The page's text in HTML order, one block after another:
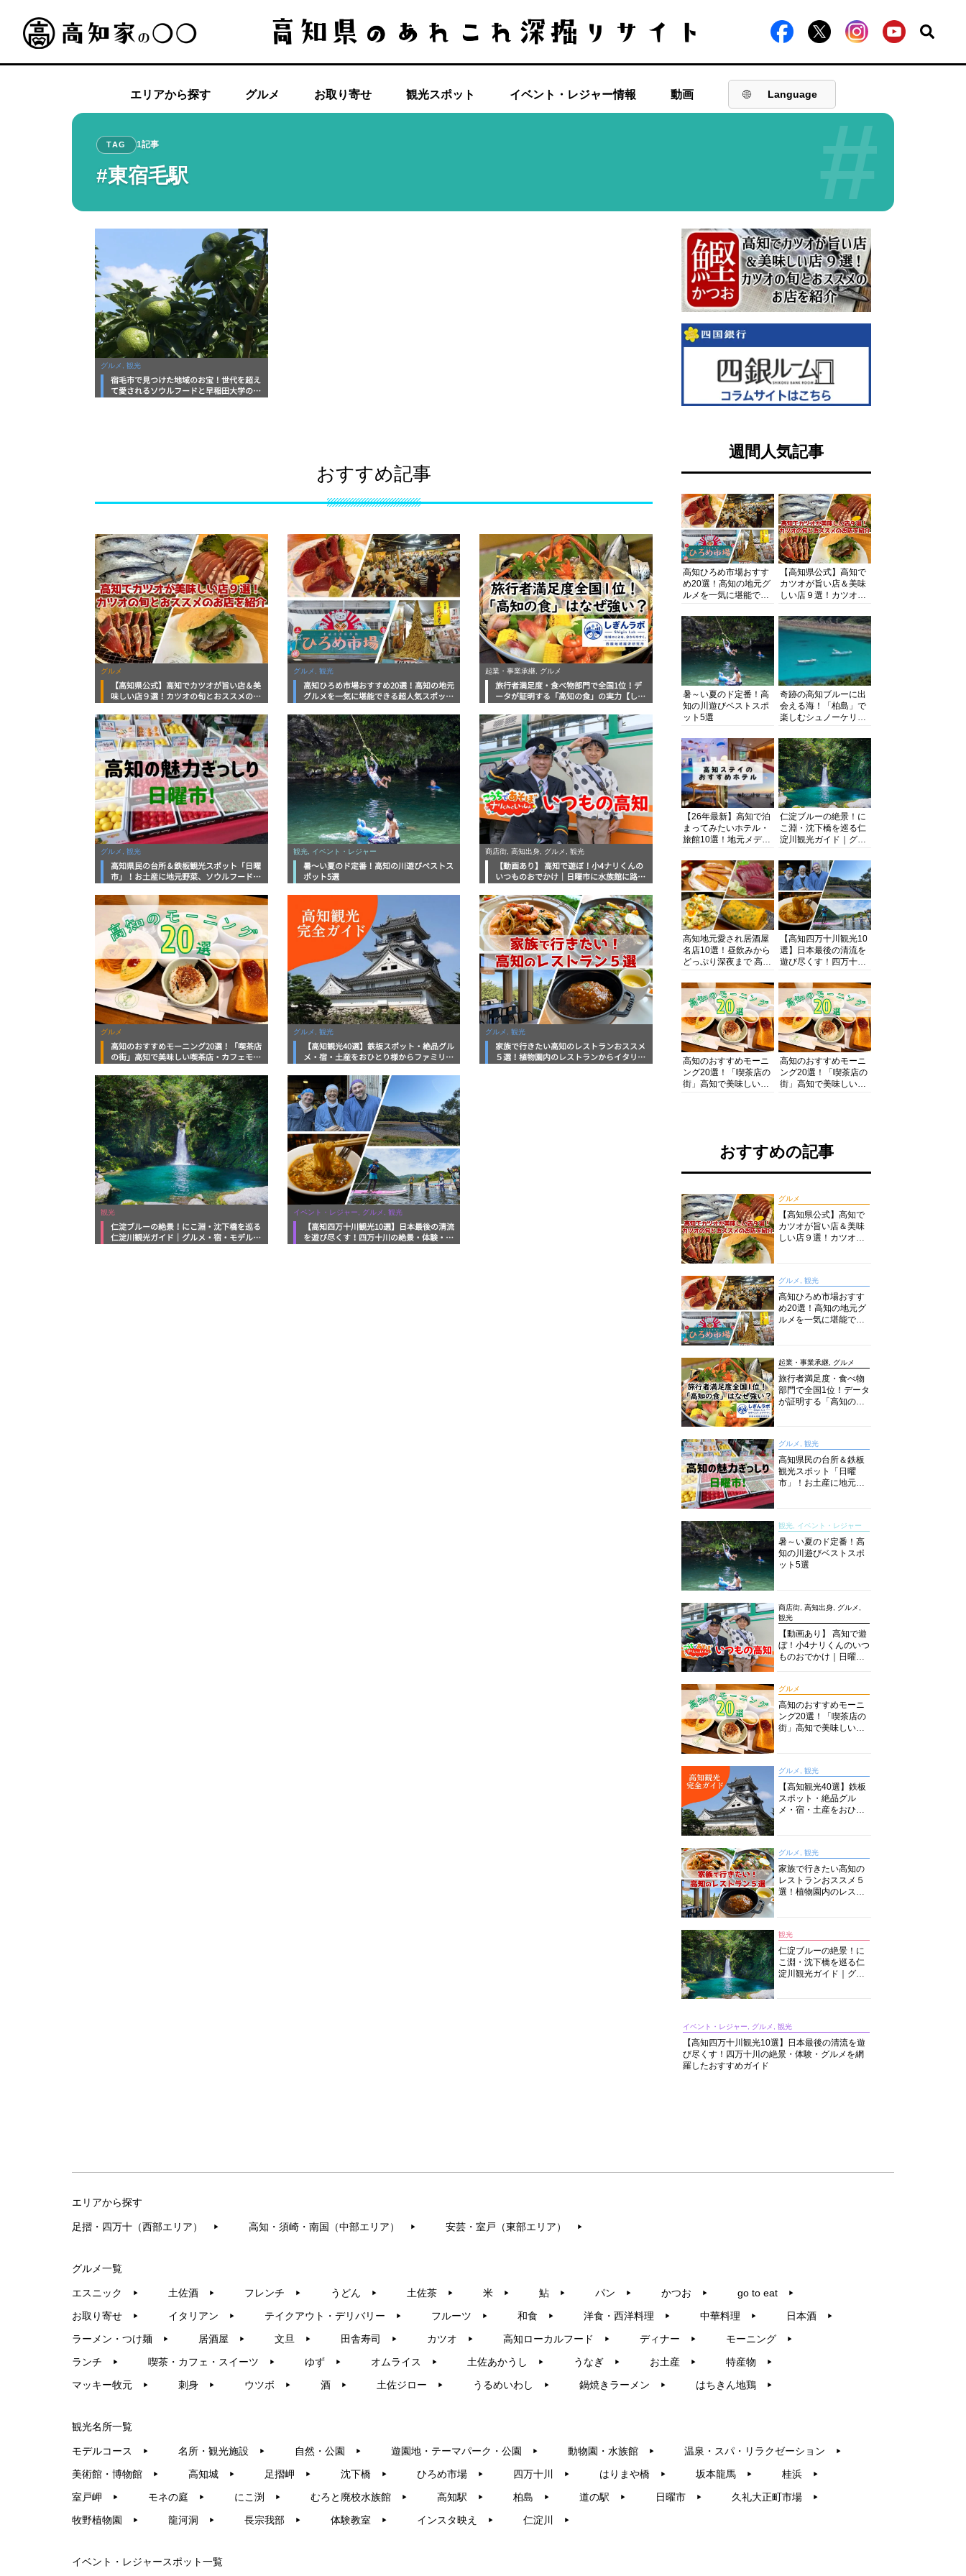
エリアから探す グルメ お取り寄せ 観光スポット イベント・レジャー情報 動画 Language
#
TAG 1記事
#東宿毛駅
グルメ, 観光
宿毛市で見つけた地域のお宝！世代を超え
て愛されるソウルフードと早稲田大学の設
おすすめ記事
グルメ
【高知県公式】高知でカツオが旨い店＆美
味しい店９選！カツオの旬とおススメのお
グルメ, 観光
高知ひろめ市場おすすめ20選！高知の地元
グルメを一気に堪能できる超人気スポット
起業・事業承継, グルメ
旅行者満足度・食べ物部門で全国1位！デ
ータが証明する「高知の食」の実力【しぎ
グルメ, 観光
高知県民の台所＆鉄板観光スポット「日曜
市」！お土産に地元野菜、ソウルフードま
底解説！
観光, イベント・レジャー
暑～い夏のド定番！高知の川遊びベストス
ポット5選
商店街, 高知出身, グルメ, 観光
【動画あり】 高知で遊ぼ！小4ナリくんの
いつものおでかけ｜日曜市に水族館に路面
グルメ
高知のおすすめモーニング20選！「喫茶店
の街」高知で美味しい喫茶店・カフェモー
グルメ, 観光
【高知観光40選】鉄板スポット・絶品グル
メ・宿・土産をおひとり様からファミリー
グルメ, 観光
家族で行きたい高知のレストランおススメ
５選！植物園内のレストランからイタリア
観光
仁淀ブルーの絶景！にこ淵・沈下橋を巡る
仁淀川観光ガイド｜グルメ・宿・モデルコ
イベント・レジャー, グルメ, 観光
【高知四万十川観光10選】日本最後の清流
を遊び尽くす！四万十川の絶景・体験・グ
週間人気記事
高知ひろめ市場おすす
め20選！高知の地元グ
ルメを一気に堪能でき
底解剖
【高知県公式】高知で
カツオが旨い店＆美味
しい店９選！カツオの
紹介
暑～い夏のド定番！高
知の川遊びベストスポ
ット5選
奇跡の高知ブルーに出
会える海！「柏島」で
楽しむシュノーケリン
浴にキャンプまで透明
度抜群の海の楽園を徹
底紹介
【26年最新】高知で泊
まってみたいホテル・
旅館10選！地元メディ
厳選
仁淀ブルーの絶景！に
こ淵・沈下橋を巡る仁
淀川観光ガイド｜グル
まで完全網羅！
高知地元愛され居酒屋
名店10選！昼飲みから
どっぷり深夜まで 高知
知グルメPro】
【高知四万十川観光10
選】日本最後の清流を
遊び尽くす！四万十川
を網羅したおすすめガ
イド
高知のおすすめモーニ
ング20選！「喫茶店の
街」高知で美味しい喫
高知のおすすめモーニ
ング20選！「喫茶店の
街」高知で美味しい喫
おすすめの記事
グルメ
【高知県公式】高知で
カツオが旨い店＆美味
しい店９選！カツオの
グルメ, 観光
高知ひろめ市場おすす
め20選！高知の地元グ
ルメを一気に堪能でき
起業・事業承継, グルメ
旅行者満足度・食べ物
部門で全国1位！データ
が証明する「高知の
グルメ, 観光
高知県民の台所＆鉄板
観光スポット「日曜
市」！お土産に地元野
説！
観光, イベント・レジャー
暑～い夏のド定番！高
知の川遊びベストスポ
ット5選
商店街, 高知出身, グルメ,
観光
【動画あり】 高知で遊
ぼ！小4ナリくんのいつ
ものおでかけ｜日曜市
グルメ
高知のおすすめモーニ
ング20選！「喫茶店の
街」高知で美味しい喫
グルメ, 観光
【高知観光40選】鉄板
スポット・絶品グル
メ・宿・土産をおひと
グルメ, 観光
家族で行きたい高知の
レストランおススメ５
選！植物園内のレスト
観光
仁淀ブルーの絶景！に
こ淵・沈下橋を巡る仁
淀川観光ガイド｜グル
イベント・レジャー, グルメ, 観光
【高知四万十川観光10選】日本最後の清流を遊
び尽くす！四万十川の絶景・体験・グルメを網
羅したおすすめガイド
エリアから探す
足摺・四万十（西部エリア） ▶︎ 高知・須崎・南国（中部エリア） ▶︎ 安芸・室戸（東部エリア） ▶︎
グルメ一覧
エスニック ▶︎ 土佐酒 ▶︎ フレンチ ▶︎ うどん ▶︎ 土佐茶 ▶︎ 米 ▶︎ 鮎 ▶︎ パン ▶︎ かつお ▶︎ go to eat ▶︎
お取り寄せ ▶︎ イタリアン ▶︎ テイクアウト・デリバリー ▶︎ フルーツ ▶︎ 和食 ▶︎ 洋食・西洋料理 ▶︎ 中華料理 ▶︎ 日本酒 ▶︎
ラーメン・つけ麺 ▶︎ 居酒屋 ▶︎ 文旦 ▶︎ 田舎寿司 ▶︎ カツオ ▶︎ 高知ローカルフード ▶︎ ディナー ▶︎ モーニング ▶︎
ランチ ▶︎ 喫茶・カフェ・スイーツ ▶︎ ゆず ▶︎ オムライス ▶︎ 土佐あかうし ▶︎ うなぎ ▶︎ お土産 ▶︎ 特産物 ▶︎
マッキー牧元 ▶︎ 刺身 ▶︎ ウツボ ▶︎ 酒 ▶︎ 土佐ジロー ▶︎ うるめいわし ▶︎ 鍋焼きラーメン ▶︎ はちきん地鶏 ▶︎
観光名所一覧
モデルコース ▶︎ 名所・観光施設 ▶︎ 自然・公園 ▶︎ 遊園地・テーマパーク・公園 ▶︎ 動物園・水族館 ▶︎ 温泉・スパ・リラクゼーション ▶︎
美術館・博物館 ▶︎ 高知城 ▶︎ 足摺岬 ▶︎ 沈下橋 ▶︎ ひろめ市場 ▶︎ 四万十川 ▶︎ はりまや橋 ▶︎ 坂本龍馬 ▶︎ 桂浜 ▶︎
室戸岬 ▶︎ モネの庭 ▶︎ にこ渕 ▶︎ むろと廃校水族館 ▶︎ 高知駅 ▶︎ 柏島 ▶︎ 道の駅 ▶︎ 日曜市 ▶︎ 久礼大正町市場 ▶︎
牧野植物園 ▶︎ 龍河洞 ▶︎ 長宗我部 ▶︎ 体験教室 ▶︎ インスタ映え ▶︎ 仁淀川 ▶︎
イベント・レジャースポット一覧